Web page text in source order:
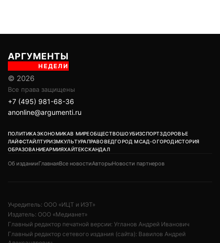
АРГУМЕНТЫ
НЕДЕЛИ
© 2026
Все права защищены
+7 (495) 981-68-36
anonline@argumenti.ru
ПОЛИТИКАЭКОНОМИКАВ МИРЕОБЩЕСТВОШОУБИЗСПОРТЗДОРОВЬЕ
ЛАЙФСТАЙЛТУРИЗМКУЛЬТУРАПРАВОВЕДГОРОД МСАД-ОГОРОДИСТОРИЯ
ОБРАЗОВАНИЕАРМИЯХАЙТЕКСКАНДАЛ
Об изданииГлавнаяВсе новостиАвторыНовости партнеров
Учредитель: ООО «ИЦТ и ИЭТ»
Издатель: ООО «Медианет»
Главный редактор печатной версии: Угланов Андрей Иванович
Главный редактор сетевого издания (сайта): Вавилов Андрей